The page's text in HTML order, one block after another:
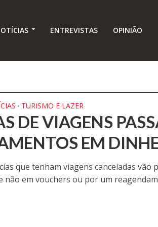
ENTREVISTAS OPINIÃO
• TURISMO E LAZER
DE VIAGENS
EM
que tenham viagens canceladas
não em vouchers ou por um